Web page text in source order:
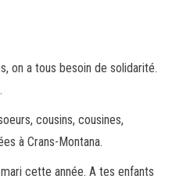
on a tous besoin de solidarité.
cousins, cousines,
à Crans-Montana.
cette année. A tes enfants